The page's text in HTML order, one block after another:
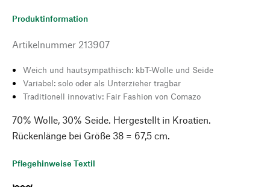
Produktinformation
Artikelnummer 213907
Weich und hautsympathisch: kbT-Wolle und Seide
Variabel: solo oder als Unterzieher tragbar
Traditionell innovativ: Fair Fashion von Comazo
70% Wolle, 30% Seide. Hergestellt in Kroatien.
Rückenlänge bei Größe 38 = 67,5 cm.
Pflegehinweise Textil